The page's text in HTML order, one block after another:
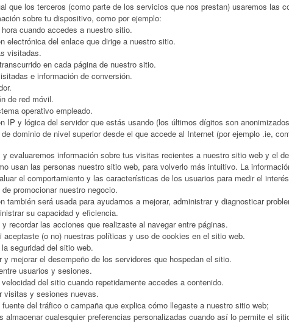
que los terceros (como parte de los servicios que nos prestan) usaremos
sobre tu dispositivo, como por ejemplo:
cuando accedes a nuestro sitio.
electrónica del enlace que dirige a nuestro sitio.
visitadas.
en cada página de nuestro sitio.
e información de conversión.
de red móvil.
operativo empleado.
IP y lógica del servidor que estás usando (los últimos dígitos son
dominio de nivel superior desde el que accede al Internet (por ejemplo .ie,
y evaluaremos información sobre tus visitas recientes a nuestro sitio web y el
usan las personas nuestro sitio web, para volverlo más intuitivo. La
el comportamiento y las características de los usuarios para medir el
promocionar nuestro negocio.
también será usada para ayudarnos a mejorar, administrar y diagnosticar
su capacidad y eficiencia.
y recordar las acciones que realizaste al navegar entre páginas.
aceptaste (o no) nuestras políticas y uso de cookies en el sitio web.
seguridad del sitio web.
y mejorar el desempeño de los servidores que hospedan el sitio.
usuarios y sesiones.
velocidad del sitio cuando repetidamente accedes a contenido.
visitas y sesiones nuevas.
fuente del tráfico o campaña que explica cómo llegaste a nuestro sitio web;
almacenar cualesquier preferencias personalizadas cuando así lo permite el